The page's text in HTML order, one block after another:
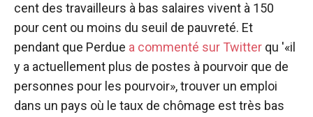
cent des travailleurs à bas salaires vivent à 150
pour cent ou moins du seuil de pauvreté. Et
pendant que Perdue a commenté sur Twitter qu '«il
y a actuellement plus de postes à pourvoir que de
personnes pour les pourvoir», trouver un emploi
dans un pays où le taux de chômage est très bas